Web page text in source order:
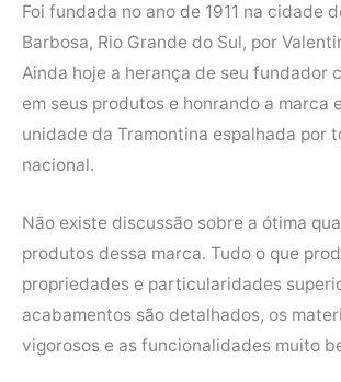
Foi fundada no ano de 1911 na cidade
Barbosa, Rio Grande do Sul, por
Ainda hoje a herança de seu fundador
em seus produtos e honrando a marca
unidade da Tramontina espalhada por
nacional.
Não existe discussão sobre a ótima
produtos dessa marca. Tudo o que
propriedades e particularidades
acabamentos são detalhados, os
vigorosos e as funcionalidades muito